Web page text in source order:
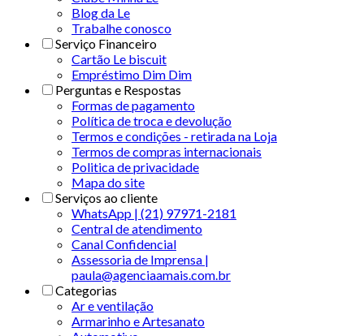
Blog da Le
Trabalhe conosco
Serviço Financeiro
Cartão Le biscuit
Empréstimo Dim Dim
Perguntas e Respostas
Formas de pagamento
Política de troca e devolução
Termos e condições - retirada na Loja
Termos de compras internacionais
Politica de privacidade
Mapa do site
Serviços ao cliente
WhatsApp | (21) 97971-2181
Central de atendimento
Canal Confidencial
Assessoria de Imprensa |
paula@agenciaamais.com.br
Categorias
Ar e ventilação
Armarinho e Artesanato